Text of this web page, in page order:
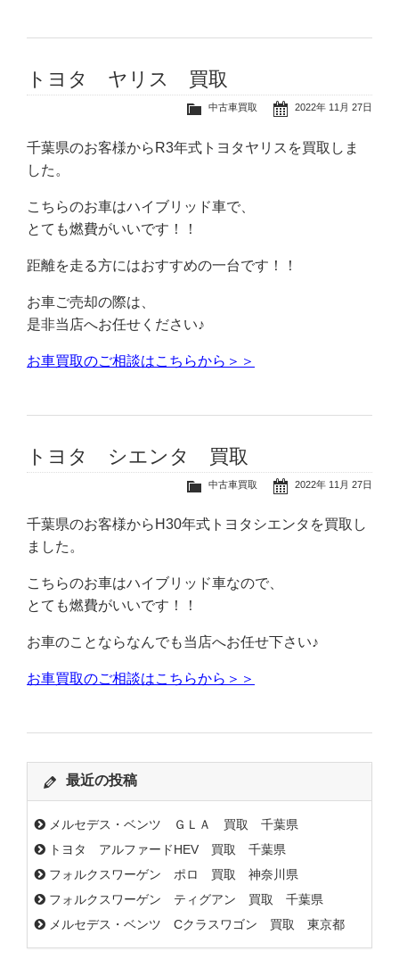
トヨタ ヤリス 買取
2022年 11月 27日
中古車買取
千葉県のお客様からR3年式トヨタヤリスを買取しま
した。
こちらのお車はハイブリッド車で、
とても燃費がいいです！！
距離を走る方にはおすすめの一台です！！
お車ご売却の際は、
是非当店へお任せください♪
お車買取のご相談はこちらから＞＞
トヨタ シエンタ 買取
2022年 11月 27日
中古車買取
千葉県のお客様からH30年式トヨタシエンタを買取し
ました。
こちらのお車はハイブリッド車なので、
とても燃費がいいです！！
お車のことならなんでも当店へお任せ下さい♪
お車買取のご相談はこちらから＞＞
最近の投稿
メルセデス・ベンツ ＧＬＡ 買取 千葉県
トヨタ アルファードHEV 買取 千葉県
フォルクスワーゲン ポロ 買取 神奈川県
フォルクスワーゲン ティグアン 買取 千葉県
メルセデス・ベンツ Cクラスワゴン 買取 東京都